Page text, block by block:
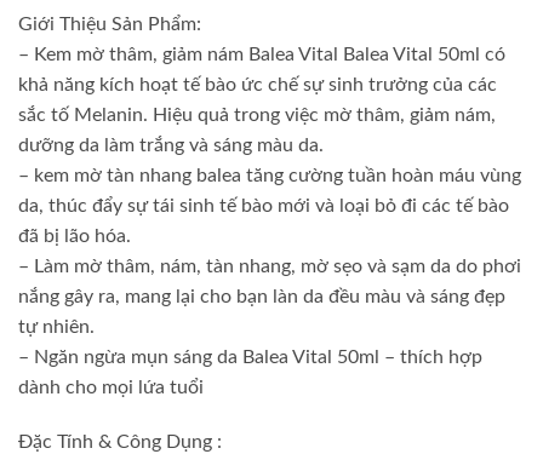
Giới Thiệu Sản Phẩm:
– Kem mờ thâm, giảm nám Balea Vital Balea Vital 50ml có
khả năng kích hoạt tế bào ức chế sự sinh trưởng của các
sắc tố Melanin. Hiệu quả trong việc mờ thâm, giảm nám,
dưỡng da làm trắng và sáng màu da.
– kem mờ tàn nhang balea tăng cường tuần hoàn máu vùng
da, thúc đẩy sự tái sinh tế bào mới và loại bỏ đi các tế bào
đã bị lão hóa.
– Làm mờ thâm, nám, tàn nhang, mờ sẹo và sạm da do phơi
nắng gây ra, mang lại cho bạn làn da đều màu và sáng đẹp
tự nhiên.
– Ngăn ngừa mụn sáng da Balea Vital 50ml – thích hợp
dành cho mọi lứa tuổi
Đặc Tính & Công Dụng :